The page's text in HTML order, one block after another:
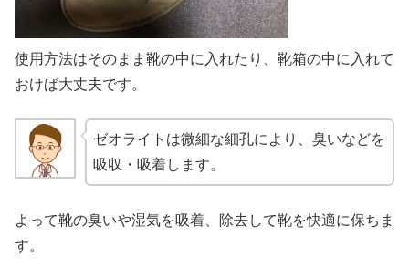
使用方法はそのまま靴の中に入れたり、靴箱の中に入れて
おけば大丈夫です。
ゼオライトは微細な細孔により、臭いなどを
吸収・吸着します。
よって靴の臭いや湿気を吸着、除去して靴を快適に保ちま
す。